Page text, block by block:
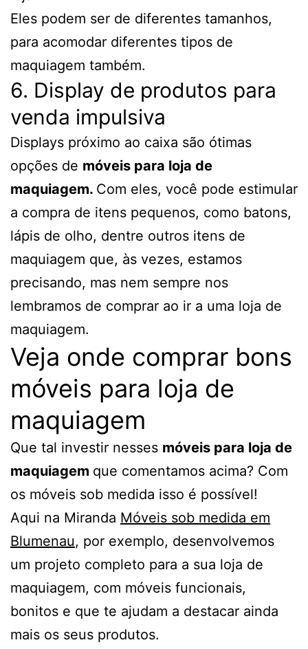
Eles podem ser de diferentes tamanhos,
para acomodar diferentes tipos de
maquiagem também.
6. Display de produtos para
venda impulsiva
Displays próximo ao caixa são ótimas
opções de móveis para loja de
maquiagem. Com eles, você pode estimular
a compra de itens pequenos, como batons,
lápis de olho, dentre outros itens de
maquiagem que, às vezes, estamos
precisando, mas nem sempre nos
lembramos de comprar ao ir a uma loja de
maquiagem.
Veja onde comprar bons
móveis para loja de
maquiagem
Que tal investir nesses móveis para loja de
maquiagem que comentamos acima? Com
os móveis sob medida isso é possível!
Aqui na Miranda Móveis sob medida em
Blumenau, por exemplo, desenvolvemos
um projeto completo para a sua loja de
maquiagem, com móveis funcionais,
bonitos e que te ajudam a destacar ainda
mais os seus produtos.